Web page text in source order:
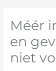
Méér
en
niet